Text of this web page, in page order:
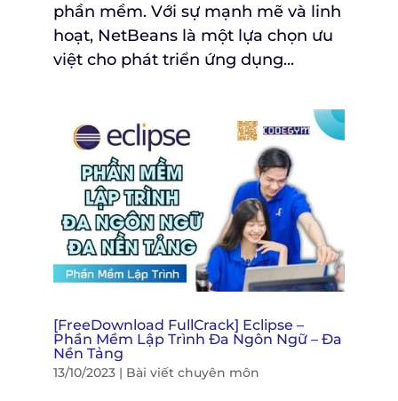
phần mềm. Với sự mạnh mẽ và linh
hoạt, NetBeans là một lựa chọn ưu
việt cho phát triển ứng dụng...
[FreeDownload FullCrack] Eclipse –
Phần Mềm Lập Trình Đa Ngôn Ngữ – Đa
Nền Tảng
13/10/2023| Bài viết chuyên môn